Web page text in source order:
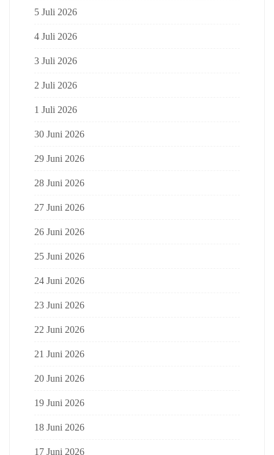
5 Juli 2026
4 Juli 2026
3 Juli 2026
2 Juli 2026
1 Juli 2026
30 Juni 2026
29 Juni 2026
28 Juni 2026
27 Juni 2026
26 Juni 2026
25 Juni 2026
24 Juni 2026
23 Juni 2026
22 Juni 2026
21 Juni 2026
20 Juni 2026
19 Juni 2026
18 Juni 2026
17 Juni 2026